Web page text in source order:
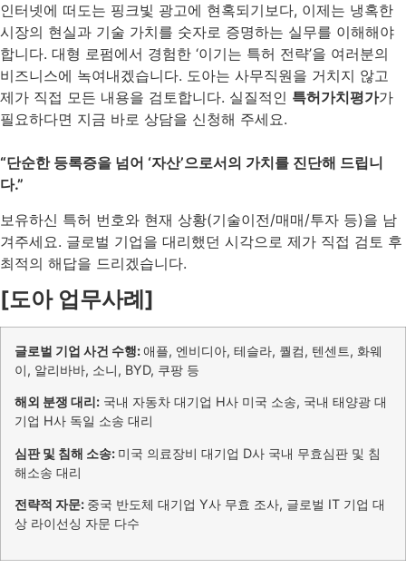
인터넷에 떠도는 핑크빛 광고에 현혹되기보다, 이제는 냉혹한
시장의 현실과 기술 가치를 숫자로 증명하는 실무를 이해해야
합니다. 대형 로펌에서 경험한 ‘이기는 특허 전략’을 여러분의
비즈니스에 녹여내겠습니다. 도아는 사무직원을 거치지 않고
제가 직접 모든 내용을 검토합니다. 실질적인 특허가치평가가
필요하다면 지금 바로 상담을 신청해 주세요.
“단순한 등록증을 넘어 ‘자산’으로서의 가치를 진단해 드립니
다.”
보유하신 특허 번호와 현재 상황(기술이전/매매/투자 등)을 남
겨주세요. 글로벌 기업을 대리했던 시각으로 제가 직접 검토 후
최적의 해답을 드리겠습니다.
[도아 업무사례]
글로벌 기업 사건 수행:애플, 엔비디아, 테슬라, 퀄컴, 텐센트, 화웨
이, 알리바바, 소니, BYD, 쿠팡 등
해외 분쟁 대리: 국내 자동차 대기업 H사 미국 소송, 국내 태양광 대
기업 H사 독일 소송 대리
심판 및 침해 소송: 미국 의료장비 대기업 D사 국내 무효심판 및 침
해소송 대리
전략적 자문: 중국 반도체 대기업 Y사 무효 조사, 글로벌 IT 기업 대
상 라이선싱 자문 다수